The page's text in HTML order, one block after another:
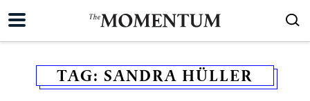
TAG: SANDRA HÜLLER